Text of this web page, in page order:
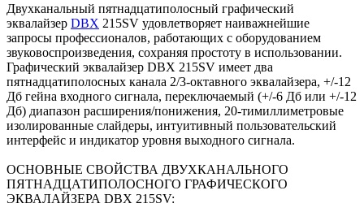
Двухканальный пятнадцатиполосный графический
эквалайзер DBX 215SV удовлетворяет наиважнейшие
запросы профессионалов, работающих с оборудованием
звуковоспроизведения, сохраняя простоту в использовании.
Графический эквалайзер DBX 215SV имеет два
пятнадцатиполосных канала 2/3-октавного эквалайзера, +/-12
Дб гейна входного сигнала, переключаемый (+/-6 Дб или +/-12
Дб) диапазон расширения/понижения, 20-тимиллиметровые
изолированные слайдеры, интуитивный пользовательский
интерфейс и индикатор уровня выходного сигнала.
ОСНОВНЫЕ СВОЙСТВА ДВУХКАНАЛЬНОГО
ПЯТНАДЦАТИПОЛОСНОГО ГРАФИЧЕСКОГО
ЭКВАЛАЙЗЕРА DBX 215SV: